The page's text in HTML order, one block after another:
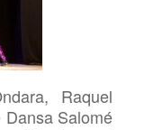
Raquel
Dansa Salomé